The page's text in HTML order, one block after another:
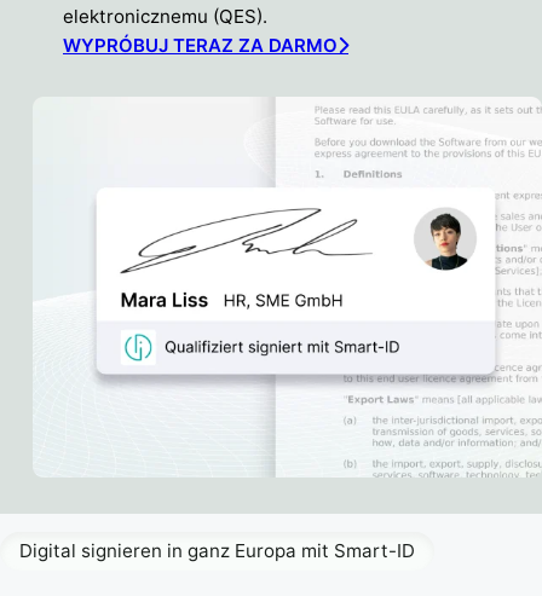
elektronicznemu (QES).
WYPRÓBUJ TERAZ ZA DARMO
Digital signieren in ganz Europa mit Smart-ID